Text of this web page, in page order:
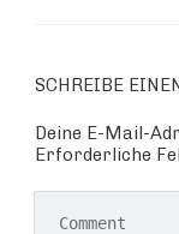
SCHREIBE
Deine E-Mail-
Erforderliche